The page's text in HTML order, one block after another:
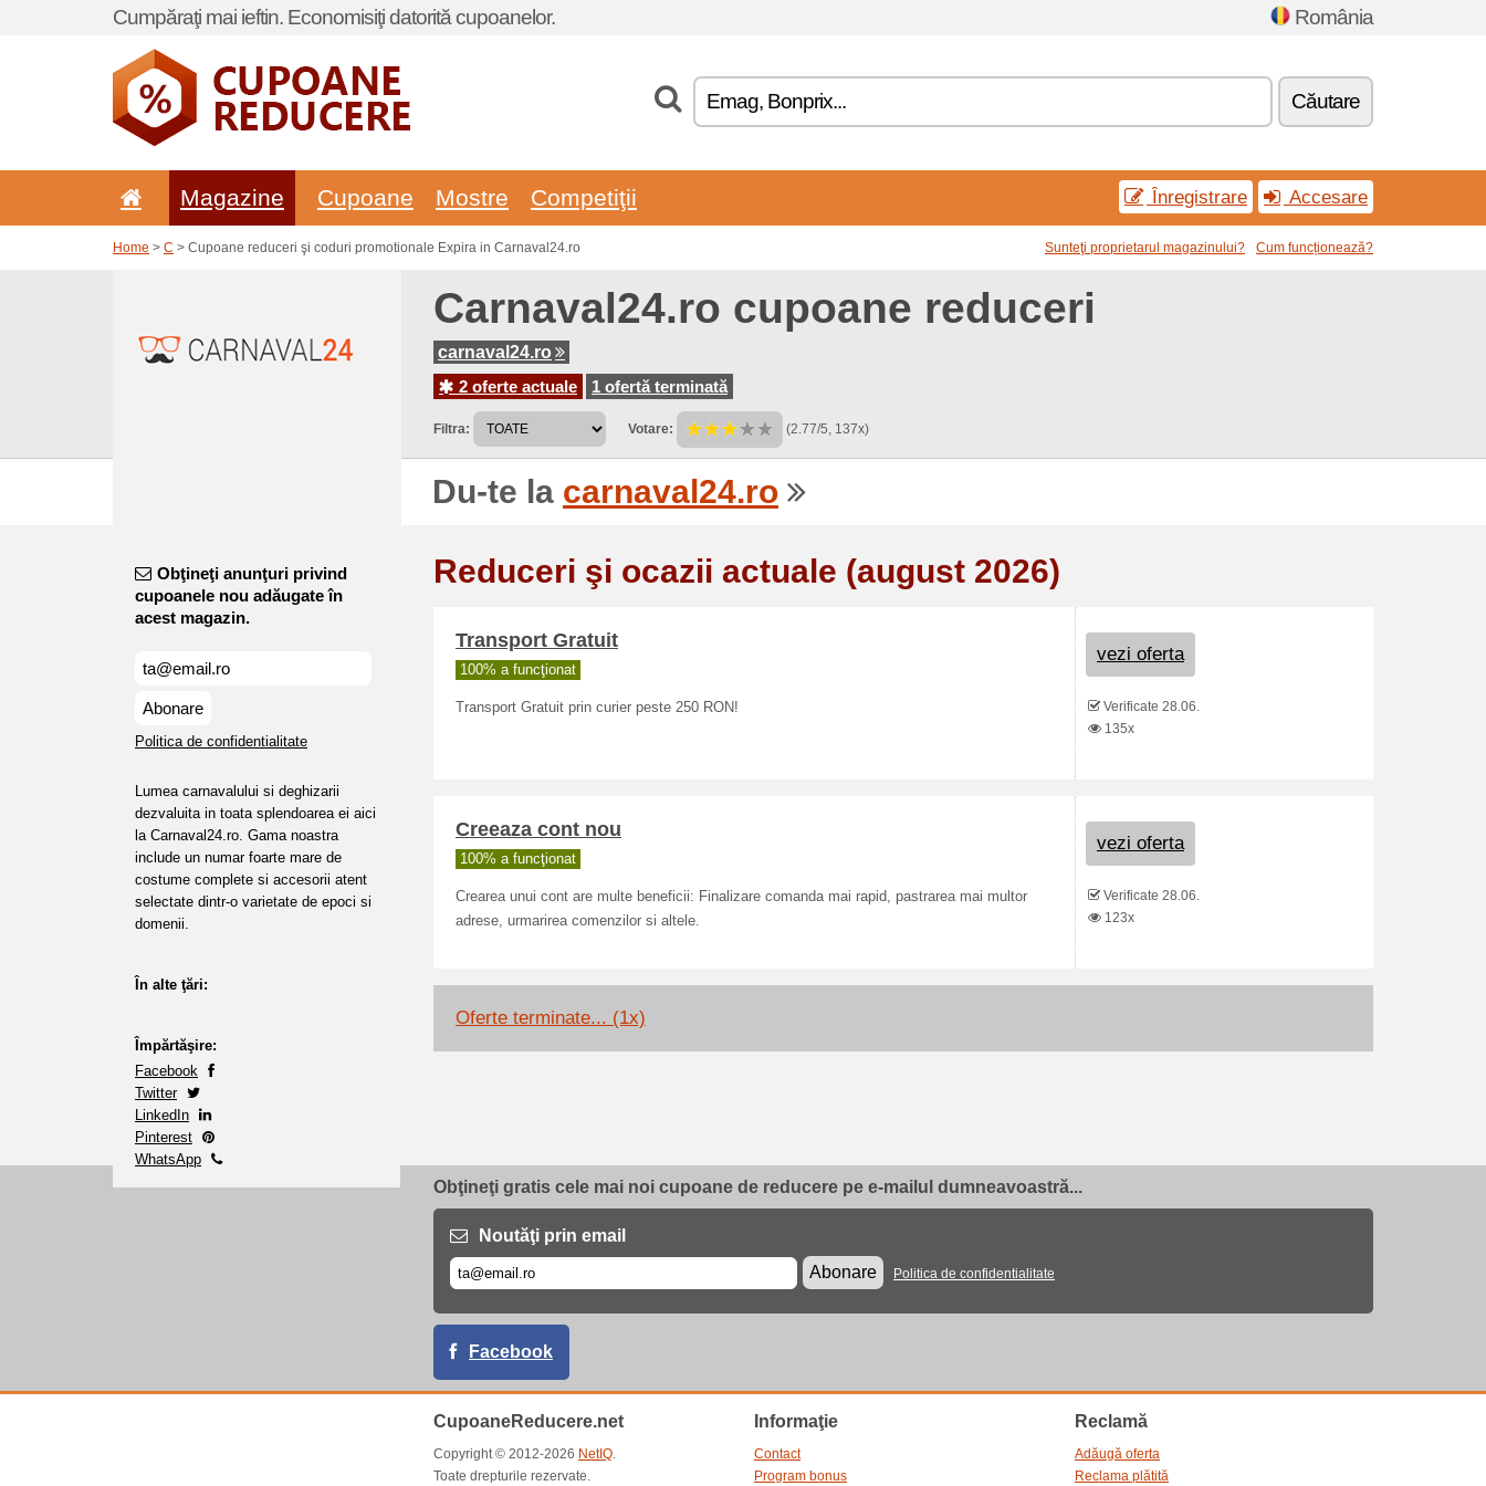
Cumpăraţi mai ieftin. Economisiţi datorită cupoanelor. România
Căutare
Magazine Cupoane Mostre Competiţii Înregistrare Accesare
Home > C > Cupoane reduceri şi coduri promotionale Expira in Carnaval24.ro Sunteţi proprietarul magazinului? Cum funcționează?
Carnaval24.ro cupoane reduceri
carnaval24.ro
2 oferte actuale
1 ofertă terminată
Filtra: Votare: (2.77/5, 137x)
Du-te la carnaval24.ro
Obţineţi anunţuri privind
cupoanele nou adăugate în
acest magazin.
Abonare
Politica de confidentialitate
Lumea carnavalului si deghizarii
dezvaluita in toata splendoarea ei aici
la Carnaval24.ro. Gama noastra
include un numar foarte mare de
costume complete si accesorii atent
selectate dintr-o varietate de epoci si
domenii.
În alte ţări:
Împărtăşire:
Facebook
Twitter
LinkedIn
Pinterest
WhatsApp
Reduceri şi ocazii actuale (august 2026)
Transport Gratuit
100% a funcţionat
Transport Gratuit prin curier peste 250 RON!
vezi oferta
Verificate 28.06.
135x
Creeaza cont nou
100% a funcţionat
Crearea unui cont are multe beneficii: Finalizare comanda mai rapid, pastrarea mai multor
adrese, urmarirea comenzilor si altele.
vezi oferta
Verificate 28.06.
123x
Oferte terminate... (1x)
Obţineţi gratis cele mai noi cupoane de reducere pe e-mailul dumneavoastră...
Noutăţi prin email
Abonare
Politica de confidentialitate
Facebook
CupoaneReducere.net
Copyright © 2012-2026 NetIQ.
Toate drepturile rezervate.
Informaţie
Contact
Program bonus
Reclamă
Adăugă oferta
Reclama plătită